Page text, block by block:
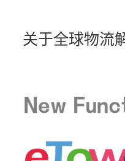
关于全球物流